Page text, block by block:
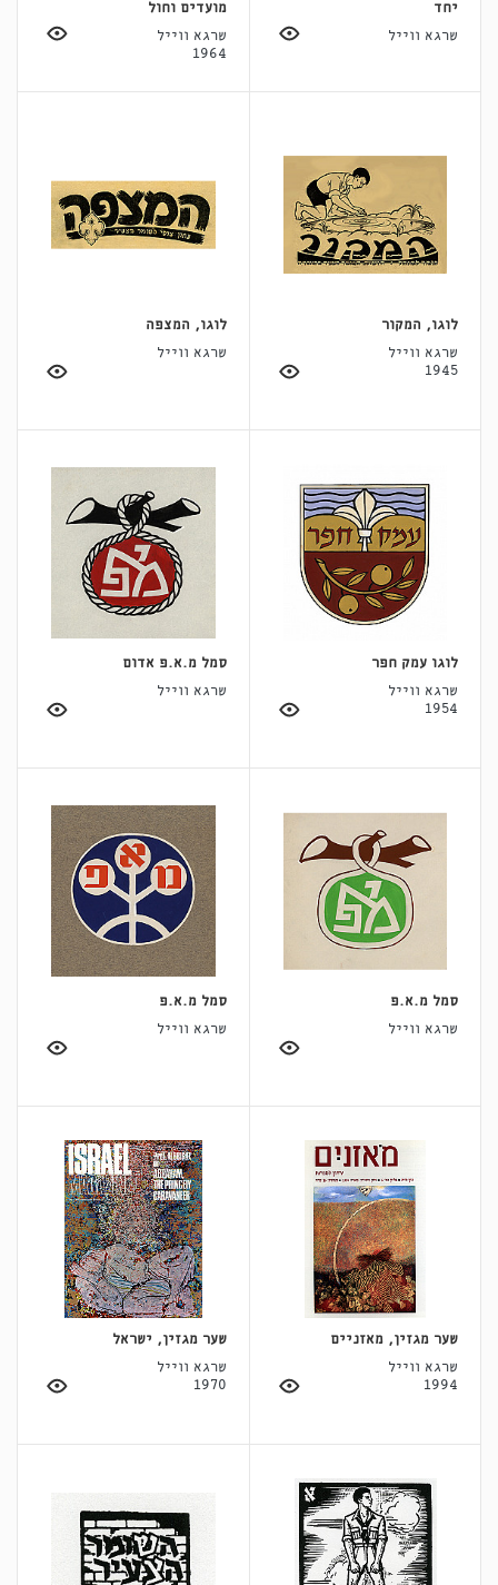
יחד
שרגא ווייל
מועדים וחול
שרגא ווייל
1964
לוגו, המקור
שרגא ווייל
1945
לוגו, המצפה
שרגא ווייל
לוגו עמק חפר
שרגא ווייל
1954
סמל מ.א.פ אדום
שרגא ווייל
סמל מ.א.פ
שרגא ווייל
סמל מ.א.פ
שרגא ווייל
שער מגזין, מאזניים
שרגא ווייל
1994
שער מגזין, ישראל
שרגא ווייל
1970